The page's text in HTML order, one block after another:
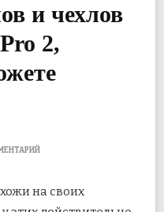
и чехлов
2,
К
ЛУЧШИХ
на своих